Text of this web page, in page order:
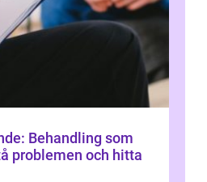
Behandling som
problemen och hitta